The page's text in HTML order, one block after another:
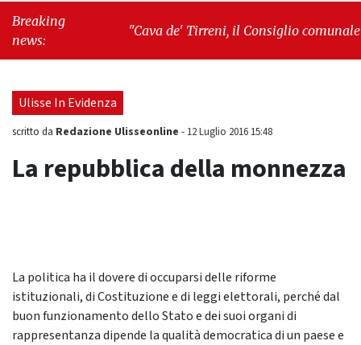
Breaking
news:
"Cava de' Tirreni, il Consiglio comunale
Mare, giornata storica: la ceramica ammessa
alla fase europea per l’IGP"
Ulisse In Evidenza
scritto da Redazione Ulisseonline - 12 Luglio 2016 15:48
La repubblica della monnezza
La politica ha il dovere di occuparsi delle riforme
istituzionali, di Costituzione e di leggi elettorali, perché dal
buon funzionamento dello Stato e dei suoi organi di
rappresentanza dipende la qualità democratica di un paese e